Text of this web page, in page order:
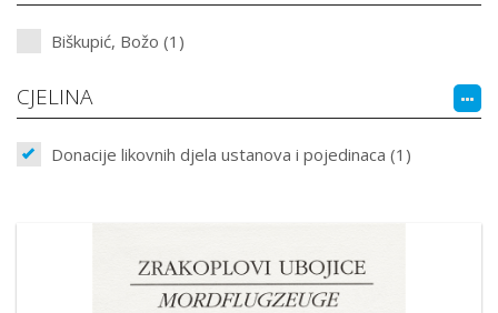
Biškupić, Božo (1)
CJELINA
Donacije likovnih djela ustanova i pojedinaca (1)